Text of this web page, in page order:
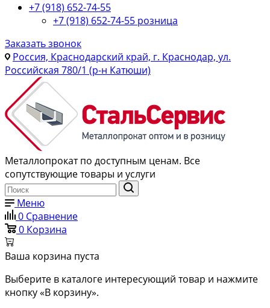
+7 (918) 652-74-55
+7 (918) 652-74-55 розница
Заказать звонок
Россия, Краснодарский край, г. Краснодар, ул.
Российская 780/1 (р-н Катюши)
Металлопрокат по доступным ценам. Все
сопутствующие товары и услуги
Меню
0 Сравнение
0 Корзина
Ваша корзина пуста
Выберите в каталоге интересующий товар и нажмите
кнопку «В корзину».